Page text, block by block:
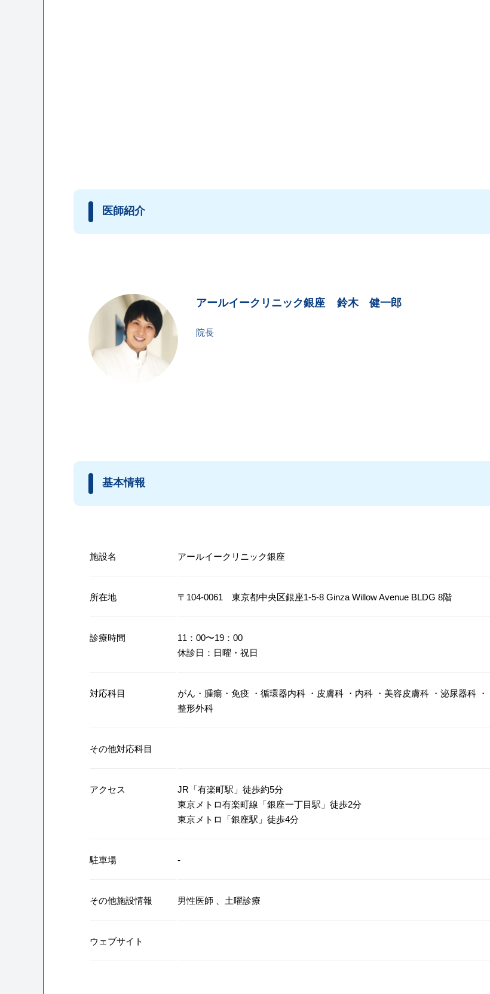
医師紹介
アールイークリニック銀座 鈴木 健一郎
院長
基本情報
施設名 アールイークリニック銀座
所在地 〒104-0061 東京都中央区銀座1-5-8 Ginza Willow Avenue BLDG 8階
診療時間
11：00〜19：00
休診日：日曜・祝日
対応科目 がん・腫瘍・免疫 ・ 循環器内科 ・ 皮膚科 ・ 内科 ・ 美容皮膚科 ・ 泌尿器科 ・
整形外科
その他対応科目
アクセス
JR「有楽町駅」徒歩約5分
東京メトロ有楽町線「銀座一丁目駅」徒歩2分
東京メトロ「銀座駅」徒歩4分
駐車場 ‐
その他施設情報 男性医師 土曜診療
ウェブサイト